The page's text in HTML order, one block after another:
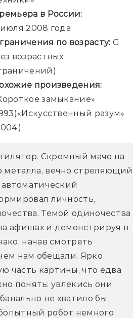
в России:
по возрасту: G
возрастных
замыкание»
разум»
Скромный мачо на
металла, вечно стреляющий
личность,
Темой одиночества
афишах и демонстрируя в
начав смотреть
нам обещали. Ярко
часть картины, что едва
понять: увлекись они
не хватило бы
робот немного